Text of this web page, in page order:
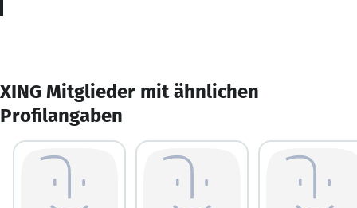
XING Mitglieder mit ähnlichen
Profilangaben